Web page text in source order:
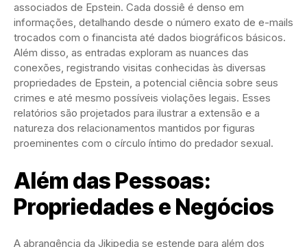
associados de Epstein. Cada dossiê é denso em
informações, detalhando desde o número exato de e-mails
trocados com o financista até dados biográficos básicos.
Além disso, as entradas exploram as nuances das
conexões, registrando visitas conhecidas às diversas
propriedades de Epstein, a potencial ciência sobre seus
crimes e até mesmo possíveis violações legais. Esses
relatórios são projetados para ilustrar a extensão e a
natureza dos relacionamentos mantidos por figuras
proeminentes com o círculo íntimo do predador sexual.
Além das Pessoas:
Propriedades e Negócios
A abrangência da Jikipedia se estende para além dos